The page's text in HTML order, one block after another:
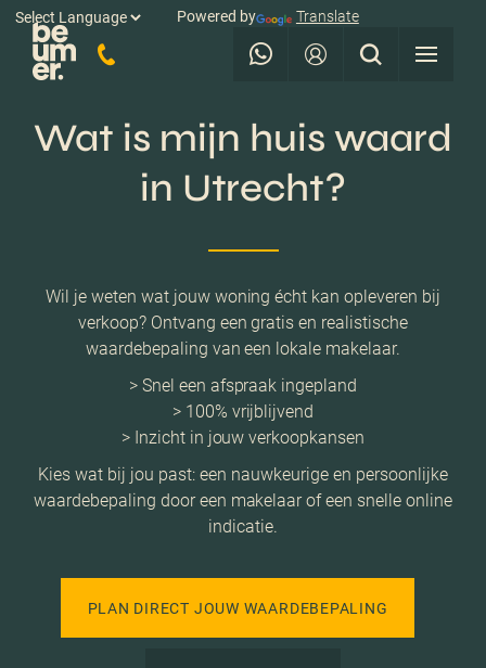
Powered by Translate
Wat is mijn huis waard
in Utrecht?
Wil je weten wat jouw woning écht kan opleveren bij
verkoop? Ontvang een gratis en realistische
waardebepaling van een lokale makelaar.
> Snel een afspraak ingepland
> 100% vrijblijvend
> Inzicht in jouw verkoopkansen
Kies wat bij jou past: een nauwkeurige en persoonlijke
waardebepaling door een makelaar of een snelle online
indicatie.
PLAN DIRECT JOUW WAARDEBEPALING